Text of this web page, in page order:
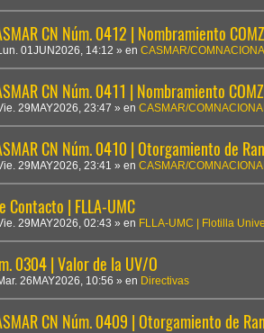
CN Núm. 0412 | Nombramiento
Lun. 01JUN2026, 14:12 » en CASMAR/
CN Núm. 0411 | Nombramiento
29MAY2026, 23:47 » en CASMAR/COMNACIONAL
CN Núm. 0410 | Otorgamiento de
29MAY2026, 23:41 » en CASMAR/COMNACIONAL
Contacto | FLLA-UMC
29MAY2026, 02:43 » en FLLA-UMC | Flotilla
0304 | Valor de la UV/O
26MAY2026, 10:56 » en Directivas
CN Núm. 0409 | Otorgamiento de